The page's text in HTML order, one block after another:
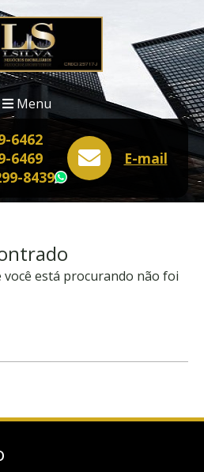
Menu
6462
6469
8439
WhatsApp
E-mail
você está procurando não foi